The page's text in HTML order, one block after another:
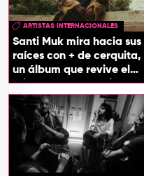
ARTISTAS INTERNACIONALES
Santi Muk mira hacia sus
raíces con + de cerquita,
un álbum que revive el
origen de sus canciones